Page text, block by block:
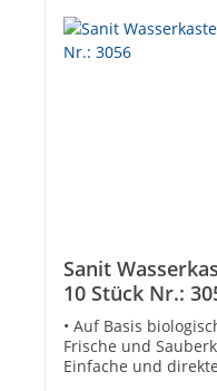
Sanit
10 Stück Nr.:
• Auf Basis
Frische und
Einfache und